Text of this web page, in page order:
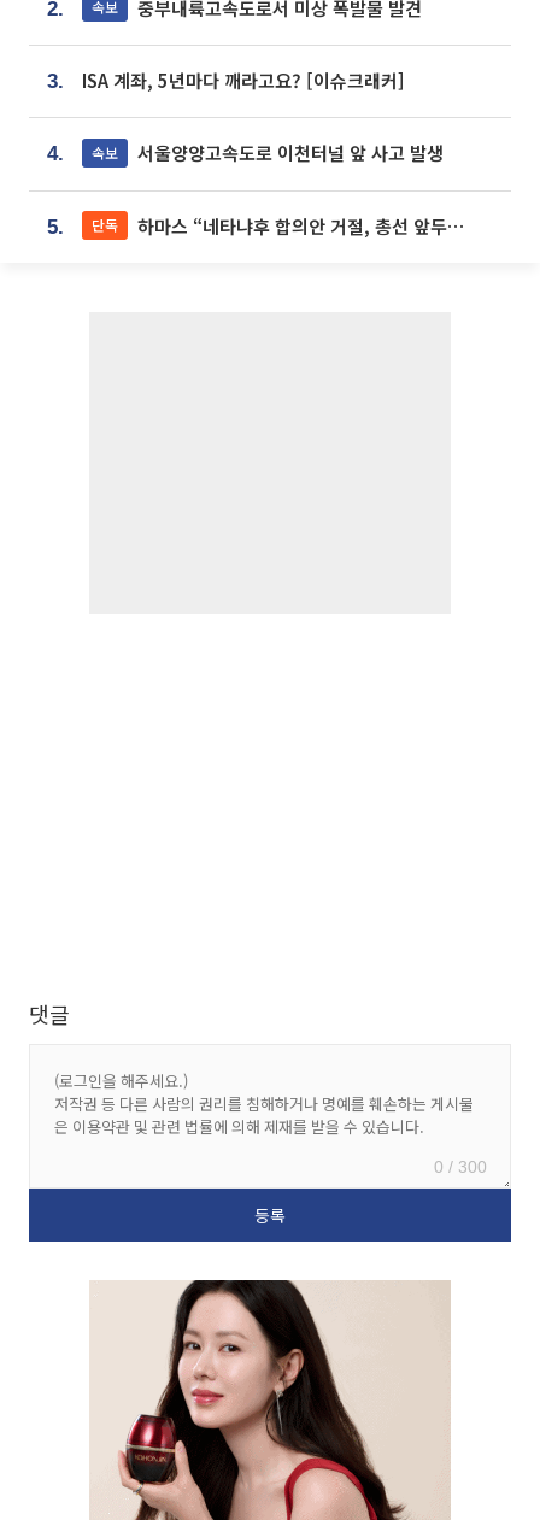
2. 속보 중부내륙고속도로서 미상 폭발물 발견
3. ISA 계좌, 5년마다 깨라고요? [이슈크래커]
4. 속보 서울양양고속도로 이천터널 앞 사고 발생
5. 단독 하마스 “네타냐후 합의안 거절, 총선 앞두고 시간 끌기”
댓글
0 / 300